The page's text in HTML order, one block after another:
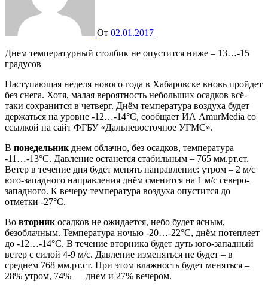
От 02.01.2017
Днем температурный столбик не опустится ниже – 13…-15
градусов
Наступающая неделя нового года в Хабаровске вновь пройдет
без снега. Хотя, малая вероятность небольших осадков всё-
таки сохранится в четверг. Днём температура воздуха будет
держаться на уровне -12…-14°С, сообщает ИА AmurMedia со
ссылкой на сайт ФГБУ «Дальневосточное УГМС».
В понедельник днем облачно, без осадков, температура
-11…-13°С. Давление останется стабильным – 765 мм.рт.ст.
Ветер в течение дня будет менять направление: утром – 2 м/с
юго-западного направления днём сменится на 1 м/с северо-
западного. К вечеру температура воздуха опустится до
отметки -27°С.
Во вторник осадков не ожидается, небо будет ясным,
безоблачным. Температура ночью -20…-22°С, днём потеплеет
до -12…-14°С. В течение вторника будет дуть юго-западный
ветер с силой 4-9 м/с. Давление изменяться не будет – в
среднем 768 мм.рт.ст. При этом влажность будет меняться –
28% утром, 74% — днем и 27% вечером.